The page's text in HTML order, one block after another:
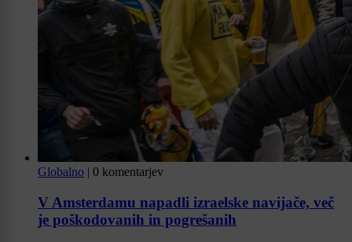
Globalno | 0 komentarjev
V Amsterdamu napadli izraelske navijače, več
je poškodovanih in pogrešanih